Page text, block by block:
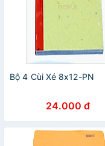
Bộ 4 Cùi Xé 8x12-PN
24.000 đ